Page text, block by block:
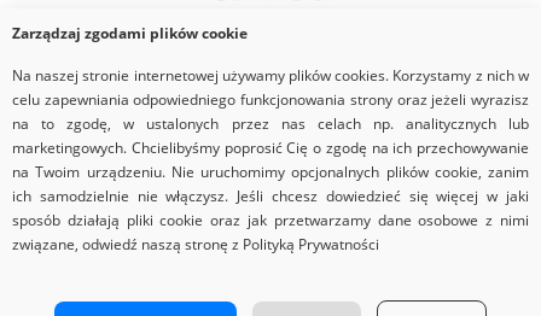
Partner
Strona główna
Nota prawna Regulamin
Zarządzaj zgodami plików cookie
Na naszej stronie internetowej używamy plików cookies. Korzystamy z nich w
celu zapewniania odpowiedniego funkcjonowania strony oraz jeżeli wyrazisz
na to zgodę, w ustalonych przez nas celach np. analitycznych lub
marketingowych. Chcielibyśmy poprosić Cię o zgodę na ich przechowywanie
na Twoim urządzeniu. Nie uruchomimy opcjonalnych plików cookie, zanim
ich samodzielnie nie włączysz. Jeśli chcesz dowiedzieć się więcej w jaki
sposób działają pliki cookie oraz jak przetwarzamy dane osobowe z nimi
związane, odwiedź naszą stronę z Polityką Prywatności